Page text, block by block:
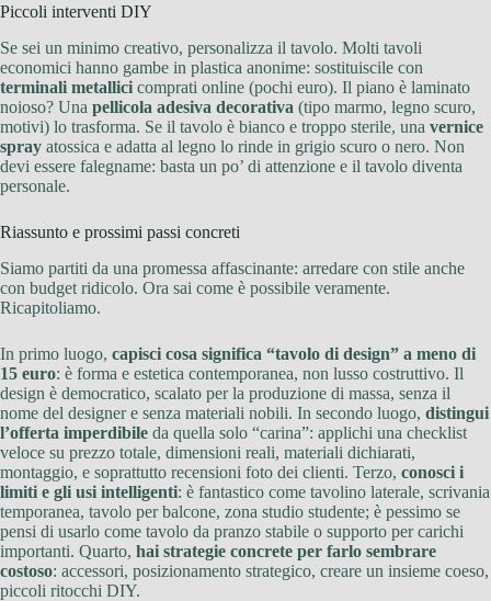
Piccoli interventi DIY
Se sei un minimo creativo, personalizza il tavolo. Molti tavoli
economici hanno gambe in plastica anonime: sostituiscile con
terminali metallici comprati online (pochi euro). Il piano è laminato
noioso? Una pellicola adesiva decorativa (tipo marmo, legno scuro,
motivi) lo trasforma. Se il tavolo è bianco e troppo sterile, una vernice
spray atossica e adatta al legno lo rinde in grigio scuro o nero. Non
devi essere falegname: basta un po’ di attenzione e il tavolo diventa
personale.
Riassunto e prossimi passi concreti
Siamo partiti da una promessa affascinante: arredare con stile anche
con budget ridicolo. Ora sai come è possibile veramente.
Ricapitoliamo.
In primo luogo, capisci cosa significa “tavolo di design” a meno di
15 euro: è forma e estetica contemporanea, non lusso costruttivo. Il
design è democratico, scalato per la produzione di massa, senza il
nome del designer e senza materiali nobili. In secondo luogo, distingui
l’offerta imperdibile da quella solo “carina”: applichi una checklist
veloce su prezzo totale, dimensioni reali, materiali dichiarati,
montaggio, e soprattutto recensioni foto dei clienti. Terzo, conosci i
limiti e gli usi intelligenti: è fantastico come tavolino laterale, scrivania
temporanea, tavolo per balcone, zona studio studente; è pessimo se
pensi di usarlo come tavolo da pranzo stabile o supporto per carichi
importanti. Quarto, hai strategie concrete per farlo sembrare
costoso: accessori, posizionamento strategico, creare un insieme coeso,
piccoli ritocchi DIY.